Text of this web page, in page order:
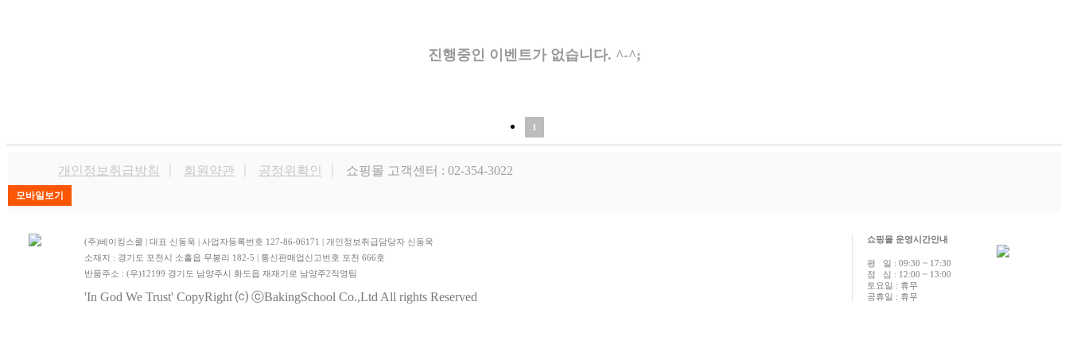
진행중인 이벤트가 없습니다. ^-^;
1
개인정보취급방침 회원약관 공정위확인 쇼핑몰 고객센터 : 02-354-3022
(주)베이킹스쿨 | 대표 신동욱 | 사업자등록번호 127-86-06171 | 개인정보취급담당자 신동욱
소재지 : 경기도 포천시 소흘읍 무봉리 182-5 | 통신판매업신고번호 포천 666호
반품주소 : (우)12199 경기도 남양주시 화도읍 재재기로 남양주2직영팀
'In God We Trust' CopyRight ⒞ ⓒBakingSchool Co.,Ltd All rights Reserved
쇼핑몰 운영시간안내
평 일 : 09:30 ~ 17:30
점 심 : 12:00 ~ 13:00
토요일 : 휴무
공휴일 : 휴무